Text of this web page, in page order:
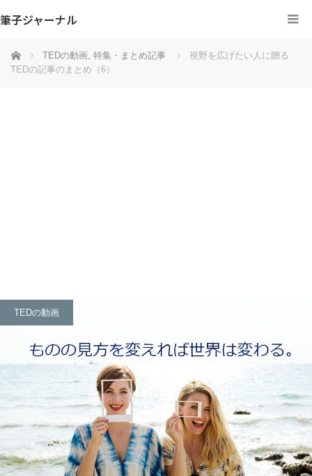
筆子ジャーナル
ホーム TEDの動画, 特集・まとめ記事
視野を広げたい人に贈る
TEDの記事のまとめ（6）
TEDの動画